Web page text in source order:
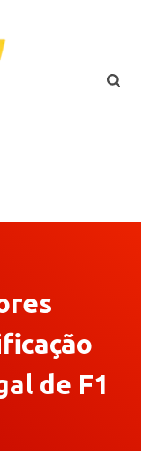
de F1